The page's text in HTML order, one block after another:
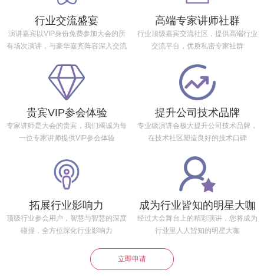
行业交流盛宴
演讲嘉宾以VIP身份免费参加大会的所
有场次演讲，与豪华嘉宾阵容深入交流
高端专家讲师社群
行业顶级嘉宾交流社区，提供高端行业
交流平台，优质私密专家社群
贵宾VIP参会体验
专家讲师是大会的贵宾，我们竭诚为每
一位专家讲师提供VIP参会体验
提升公司技术品牌
专业级演讲会极大提升公司技术品牌，
在技术社区塑造良好的技术口碑
拓展行业影响力
顶级行业参会用户，智慧与智慧的深度
碰撞，全方位深化行业影响力
成为行业皆知的明星大咖
经过大会舞台上的精彩演讲，您将成为
行业里人人皆知的明星大咖
立即申请